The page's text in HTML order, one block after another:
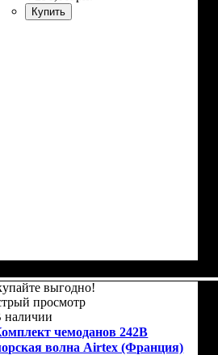
Купить
выгодно!
просмотр
наличии
чемоданов 242B
волна Airtex (Франция)